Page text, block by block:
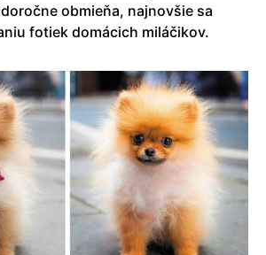
obmieňa, najnovšie sa
fotiek domácich miláčikov.